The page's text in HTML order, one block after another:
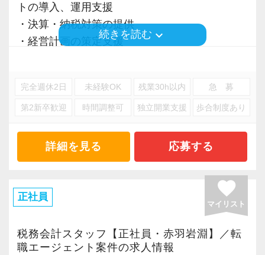
＜安心のステップアップ＞
▼STEP1 基礎学習・OJT
入社後は記帳代行や電話対応など、社内の基本
▼STEP2 内務業務にチャレンジ
ど、内務業務に少しずつトライ。
基礎から専門知識を深めていきましょう。
▼STEP3 先輩が適宜フォロー
先輩からフィードバックを受けながらステップ
アップ。
ベテランスタッフによるフォロー体制を整えて
トの導入、運用支援
・決算・納税対策の提供
・経営計画の策定支援
・税務関係の各種届出書・申請書の作成
・年末調整、源泉徴収票、支払調書、法定調書
・相続税、贈与税申告書の作成
・税務調査の立会い
・経営コンサルティング
※応募には会計求人プラスにご登録が必要で
す。
続きを読む keyboard_arrow_down
完全週休2日 未経験OK 残業30h以内 急 募
第2新卒歓迎 時間調整可 独立開業支援 歩合制度あり
詳細を見る 応募する
正社員 favorite
マイリスト
税務会計スタッフ【正社員・赤羽岩淵】／転
職エージェント案件の求人情報